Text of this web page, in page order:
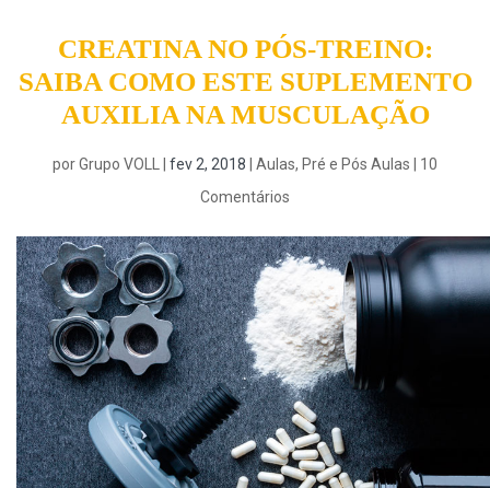
CREATINA NO PÓS-TREINO:
SAIBA COMO ESTE SUPLEMENTO
AUXILIA NA MUSCULAÇÃO
porGrupo VOLL fev 2, 2018 Aulas, Pré e Pós Aulas
10
Comentários